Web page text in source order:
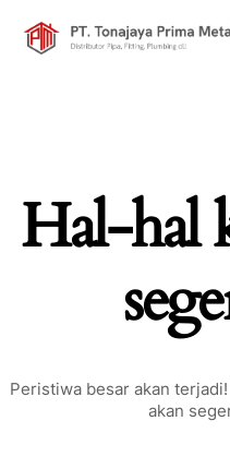
content
Hal-hal
Peristiwa besar akan
akan